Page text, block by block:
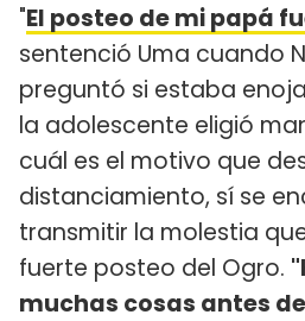
"El posteo de mi papá
sentenció Uma cuando
preguntó si estaba
la adolescente eligió
cuál es el motivo que
distanciamiento, sí se
transmitir la molestia
fuerte posteo del Ogro.
muchas cosas antes